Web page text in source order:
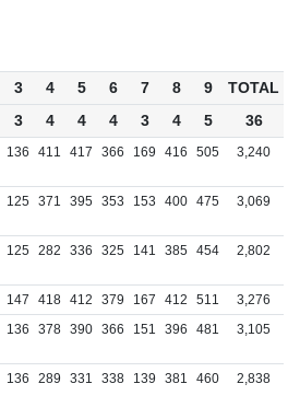
3 4 5 6 7 8 9
TOTAL
3 4 4 4 3 4 5 36
136 411 417 366 169 416 505 3,240
125 371 395 353 153 400 475 3,069
125 282 336 325 141 385 454 2,802
147 418 412 379 167 412 511
3,276
136 378 390 366 151 396 481 3,105
136 289 331 338 139 381 460 2,838